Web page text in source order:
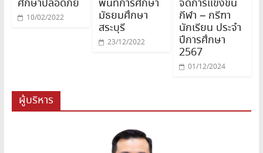
ศึกษาปลอดภัย
10/02/2022
พื้นที่การศึกษา
มัธยมศึกษา
สระบุรี
23/12/2022
จัดการแข่งขัน
กีฬา – กรีฑา
นักเรียน ประจำ
ปีการศึกษา
2567
01/12/2024
ผู้บริหาร